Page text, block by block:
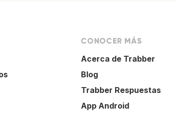
CONOCER MÁS
Acerca de Trabber
Blog
Trabber Respuestas
App Android